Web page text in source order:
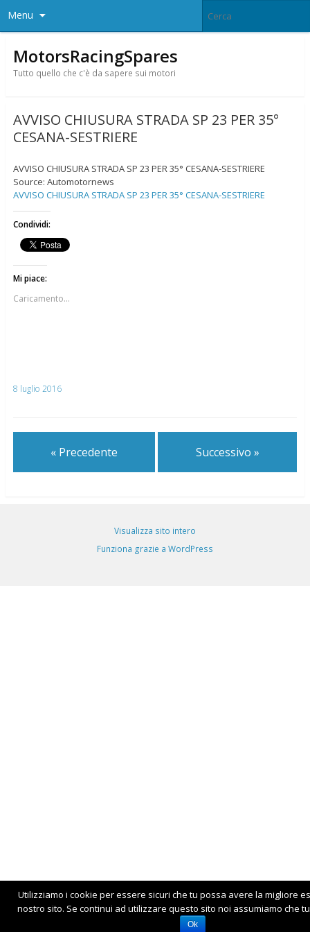
Menu
MotorsRacingSpares
Tutto quello che c'è da sapere sui motori
AVVISO CHIUSURA STRADA SP 23 PER 35°
CESANA-SESTRIERE
AVVISO CHIUSURA STRADA SP 23 PER 35° CESANA-SESTRIERE
Source: Automotornews
AVVISO CHIUSURA STRADA SP 23 PER 35° CESANA-SESTRIERE
Condividi:
Mi piace:
Caricamento...
8 luglio 2016
« Precedente Successivo »
Visualizza sito intero
Funziona grazie a WordPress
Utilizziamo i cookie per essere sicuri che tu possa avere la migliore
nostro sito. Se continui ad utilizzare questo sito noi assumiamo che
Ok